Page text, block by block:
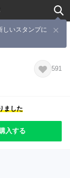
しいスタンプに
3
591
ました
購入する